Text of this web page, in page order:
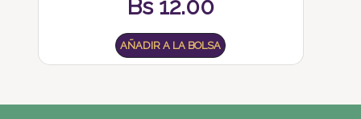
Bs 12.00
AÑADIR A LA BOLSA